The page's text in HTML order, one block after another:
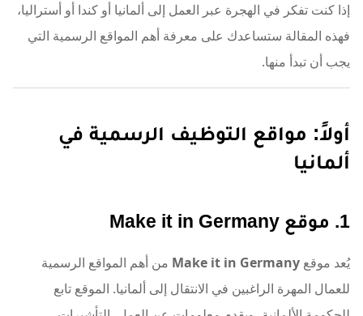
إذا كنت تفكر في الهجرة عبر العمل إلى ألمانيا أو كندا أو أستراليا،
فهذه المقالة ستساعدك على معرفة أهم المواقع الرسمية التي
يجب أن تبدأ منها.
أولاً: مواقع التوظيف الرسمية في
ألمانيا
1. موقع Make it in Germany
يُعد موقع Make it in Germany من أهم المواقع الرسمية
للعمال المهرة الراغبين في الانتقال إلى ألمانيا. الموقع تابع